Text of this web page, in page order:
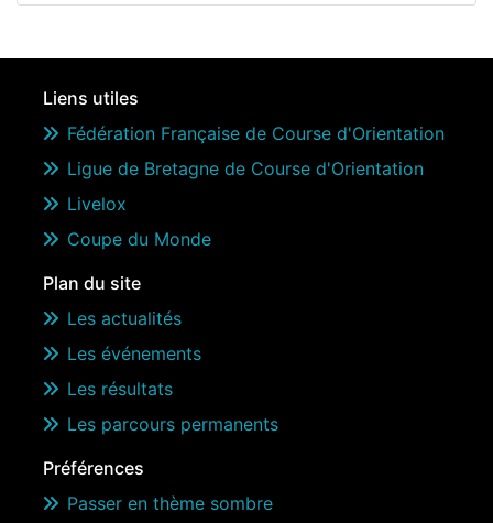
Liens utiles
Fédération Française de Course d'Orientation
Ligue de Bretagne de Course d'Orientation
Livelox
Coupe du Monde
Plan du site
Les actualités
Les événements
Les résultats
Les parcours permanents
Préférences
Passer en thème sombre